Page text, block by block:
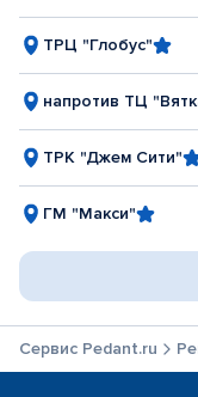
ТРЦ "Глобус"
напротив ТЦ
ТРК "Джем Сити"
ГМ "Макси"
Сервис Pedant.ru